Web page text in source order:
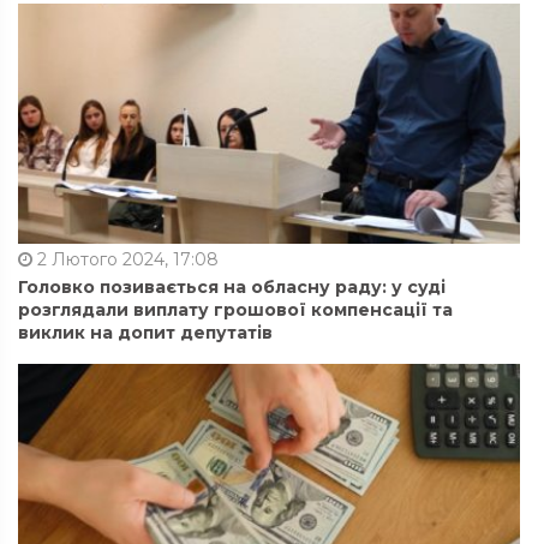
2 Лютого 2024, 17:08
Головко позивається на обласну раду: у суді
розглядали виплату грошової компенсації та
виклик на допит депутатів